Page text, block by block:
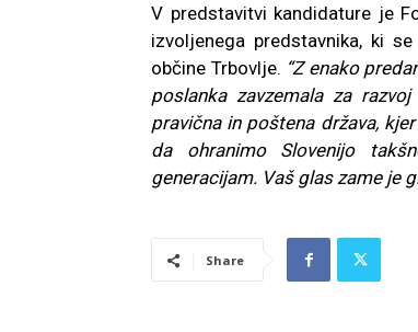
V predstavitvi kandidature je
izvoljenega predstavnika, ki
občine Trbovlje. “Z enako
poslanka zavzemala za
pravična in poštena država,
da ohranimo Slovenijo
generacijam. Vaš glas zame je
Share